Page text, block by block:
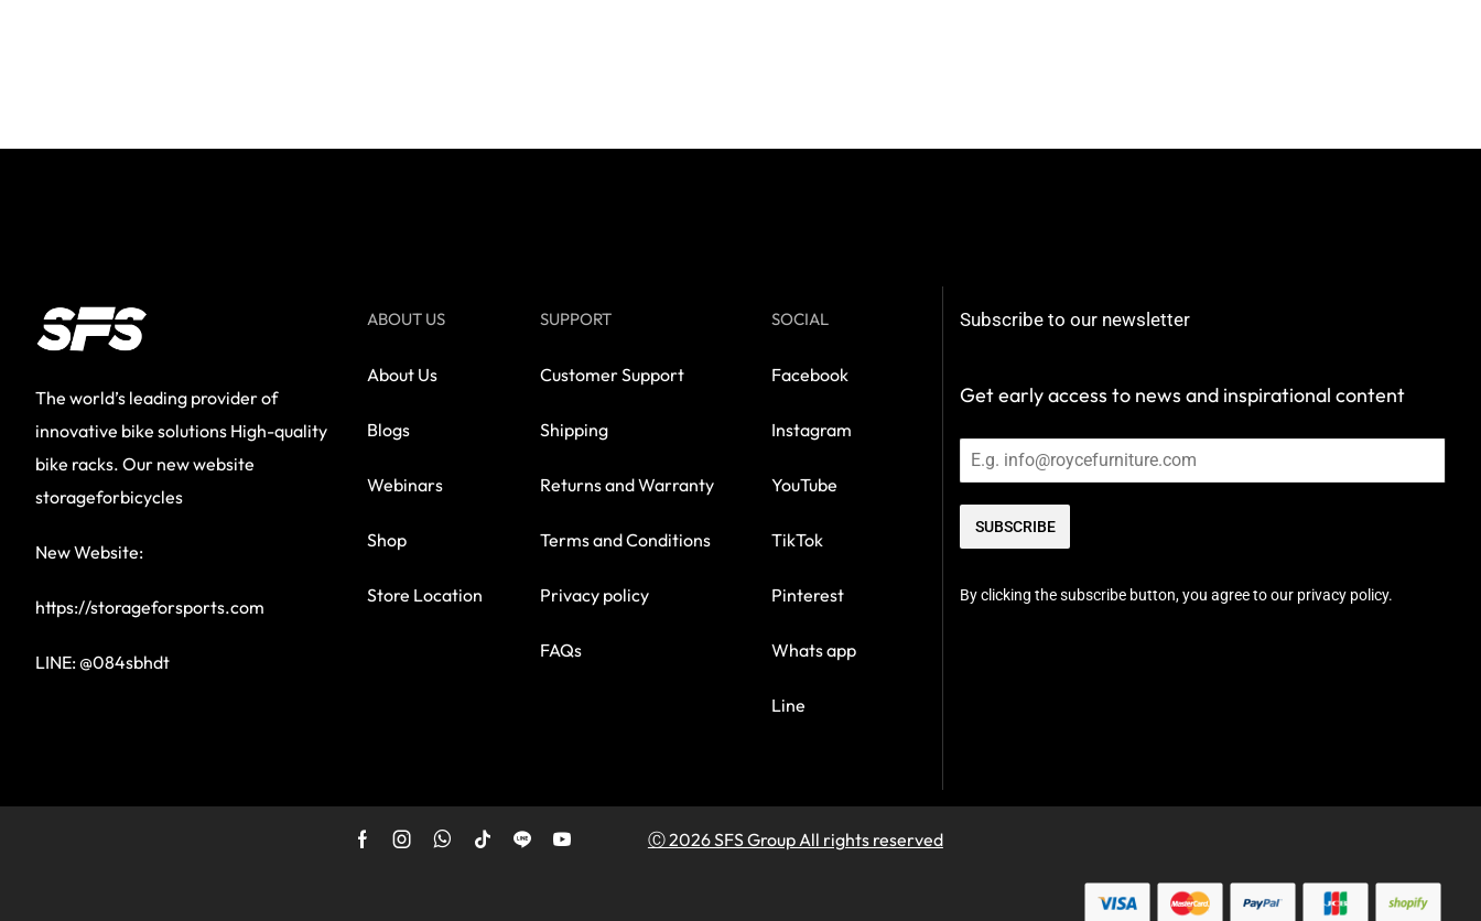
The world’s leading provider of
innovative bike solutions High-quality
bike racks. Our new website
storageforbicycles
New Website:
https://storageforsports.com
LINE: @084sbhdt
ABOUT US
About Us
Blogs
Webinars
Shop
Store Location
SUPPORT
Customer Support
Shipping
Returns and Warranty
Terms and Conditions
Privacy policy
FAQs
SOCIAL
Facebook
Instagram
YouTube
TikTok
Pinterest
Whats app
Line
Subscribe to our newsletter
Get early access to news and inspirational content
SUBSCRIBE
By clicking the subscribe button, you agree to our privacy policy.
Ⓒ 2026 SFS Group All rights reserved